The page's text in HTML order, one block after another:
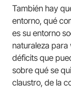
También hay
entorno, qué
es su entorno
naturaleza
déficits que
sobre qué se
claustro, de la